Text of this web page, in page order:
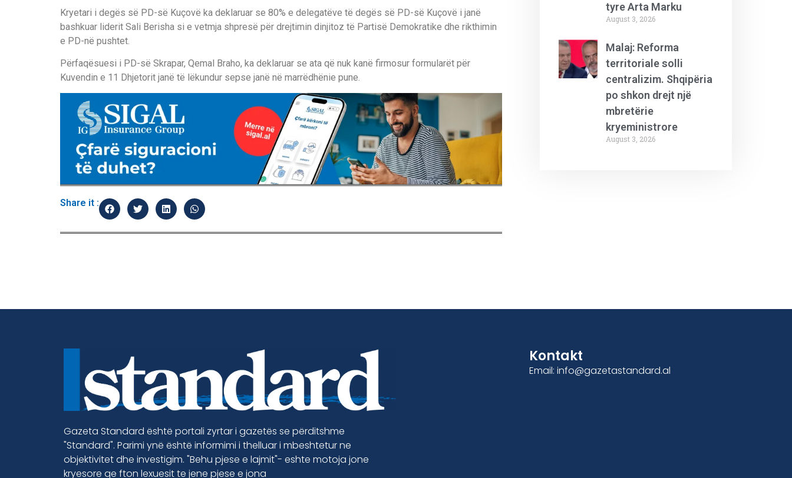
Kryetari i degës së PD-së Kuçovë ka deklaruar se 80% e delegatëve të degës së PD-së Kuçovë i janë
bashkuar liderit Sali Berisha si e vetmja shpresë për drejtimin dinjitoz të Partisë Demokratike dhe rikthimin
e PD-në pushtet.
Përfaqësuesi i PD-së Skrapar, Qemal Braho, ka deklaruar se ata që nuk kanë firmosur formularët për
Kuvendin e 11 Dhjetorit janë të lëkundur sepse janë në marrëdhënie pune.
Share it :
tyre Arta Marku
August 3, 2026
Malaj: Reforma
territoriale solli
centralizim. Shqipëria
po shkon drejt një
mbretërie
kryeministrore
August 3, 2026
Gazeta Standard është portali zyrtar i gazetës se përditshme
"Standard". Parimi ynë është informimi i thelluar i mbeshtetur ne
objektivitet dhe investigim. "Behu pjese e lajmit"- eshte motoja jone
kryesore qe fton lexuesit te jene pjese e jona
Kontakt
Email: info@gazetastandard.al